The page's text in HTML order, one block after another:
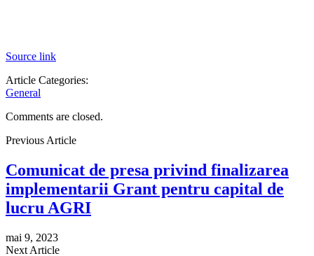
Source link
Article Categories:
General
Comments are closed.
Previous Article
Comunicat de presa privind finalizarea
implementarii Grant pentru capital de
lucru AGRI
mai 9, 2023
Next Article